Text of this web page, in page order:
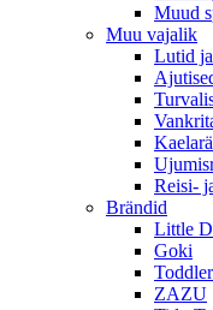
Muud
Muu vajalik
Lutid
Reisi-
Brändid
Little
Goki
ZAZU